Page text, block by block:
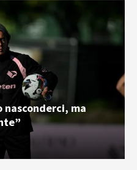
nasconderci, ma